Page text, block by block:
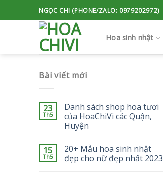
to
NGỌC CHI (PHONE/ZALO: 0979202972)
Hoa sinh nhật
Bài viết mới
23
Th5
Danh sách shop hoa tươi
của HoaChiVi các Quận,
Huyện
15
Th5
20+ Mẫu hoa sinh nhật
đẹp cho nữ đẹp nhất 2023